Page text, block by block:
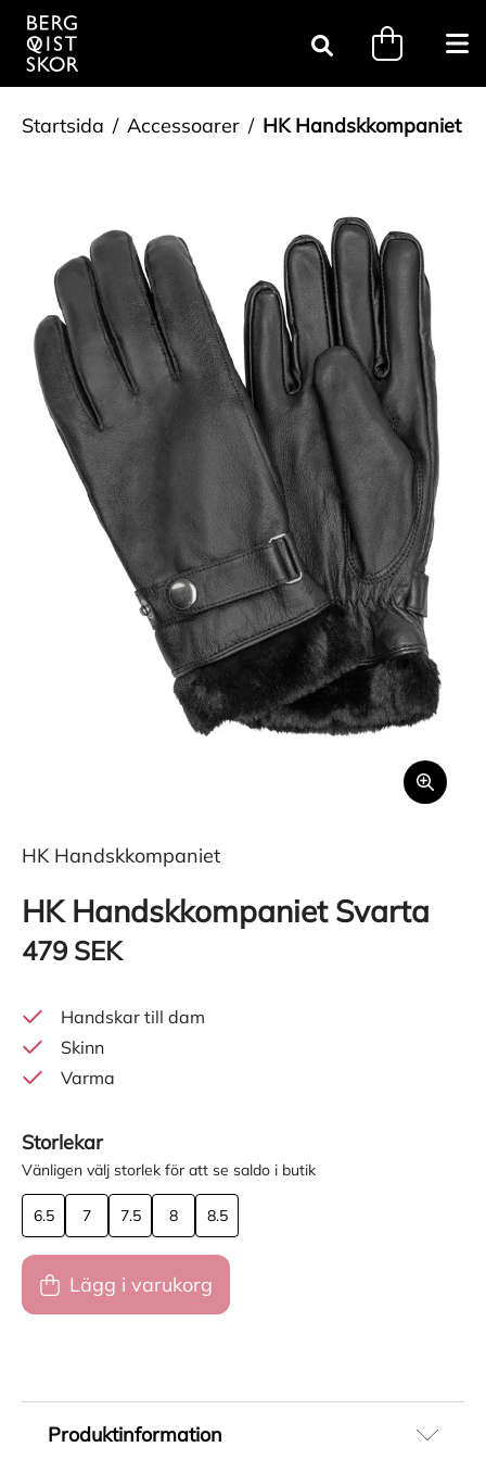
Sök
Startsida Accessoarer HK Handskkompaniet
HK Handskkompaniet
HK Handskkompaniet Svarta
479 SEK
Handskar till dam
Skinn
Varma
Storlekar
Vänligen välj storlek för att se saldo i butik
6.5 7 7.5 8 8.5
Lägg i varukorg
Produktinformation